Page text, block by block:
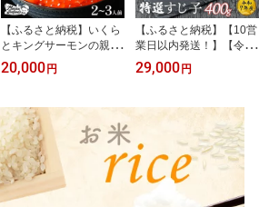
【ふるさと納税】いくら
とキングサーモンの親子
丼セット | イクラ 醤油漬
け キングサーモン セッ
鮭 魚卵 海鮮 新鮮 旬 おつ
まみ ギフト 贈り物 正月
お取り寄せ 北海道 羽幌
町【0213501】
20,000円
【ふるさと納税】【10営
業日以内発送！】【令和
7年産】 北海道産 天然秋
鮭 筋子 400g | すじこ 国
箱入り ギフト 北海道 人
気 ご飯のお供 旬 羽幌町
ふるさと納税 羽幌町 羽
幌【0211201】
29,000円